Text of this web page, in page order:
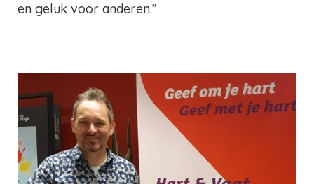
en geluk voor anderen.”